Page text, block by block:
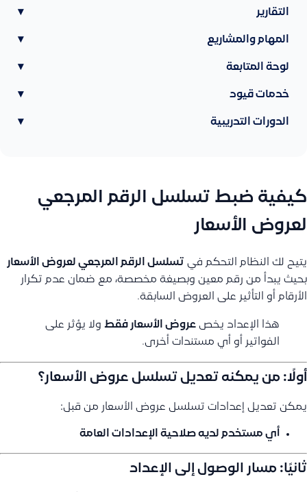
التقارير ▾
المهام والمشاريع ▾
لوحة المتابعة ▾
خدمات قيود ▾
الدورات التدريبية ▾
كيفية ضبط تسلسل الرقم المرجعي
لعروض الأسعار
يتيح لك النظام التحكم في تسلسل الرقم المرجعي لعروض الأسعار
بحيث يبدأ من رقم معين وبصيغة مخصصة، مع ضمان عدم تكرار
الأرقام أو التأثير على العروض السابقة.
هذا الإعداد يخص عروض الأسعار فقط ولا يؤثر على
الفواتير أو أي مستندات أخرى.
أولًا: من يمكنه تعديل تسلسل عروض الأسعار؟
يمكن تعديل إعدادات تسلسل عروض الأسعار من قبل:
أي مستخدم لديه صلاحية الإعدادات العامة
ثانيًا: مسار الوصول إلى الإعداد